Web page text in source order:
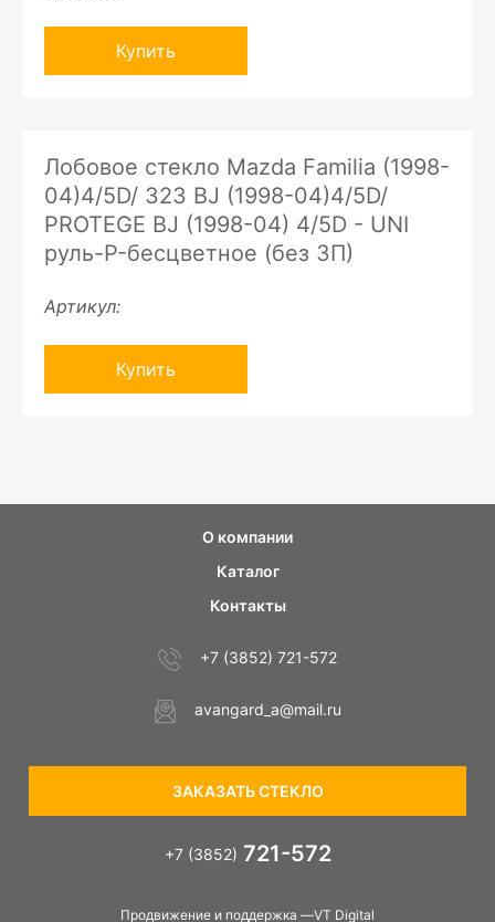
Купить
Лобовое стекло Mazda Familia (1998-
04)4/5D/ 323 BJ (1998-04)4/5D/
PROTEGE BJ (1998-04) 4/5D - UNI
руль-P-бесцветное (без ЗП)
Артикул:
Купить
Продвижение и поддержка —VT Digital
О компании
Каталог
Контакты
+7 (3852) 721-572
avangard_a@mail.ru
ЗАКАЗАТЬ СТЕКЛО
+7 (3852) 721-572